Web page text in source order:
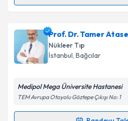
Prof. Dr. Levent Kabasakal
talebi oluşturun. Size bu
için bir takvim hazırlandığında
bilgilendireceğiz.
E-posta Adresiniz
Prof. Dr. Tamer
Nükleer Tıp
İstanbul, Bağcılar
Medipol Mega Üniversite Hastanesi
TEM Avrupa Otoyolu Göztepe Çıkışı No: 1